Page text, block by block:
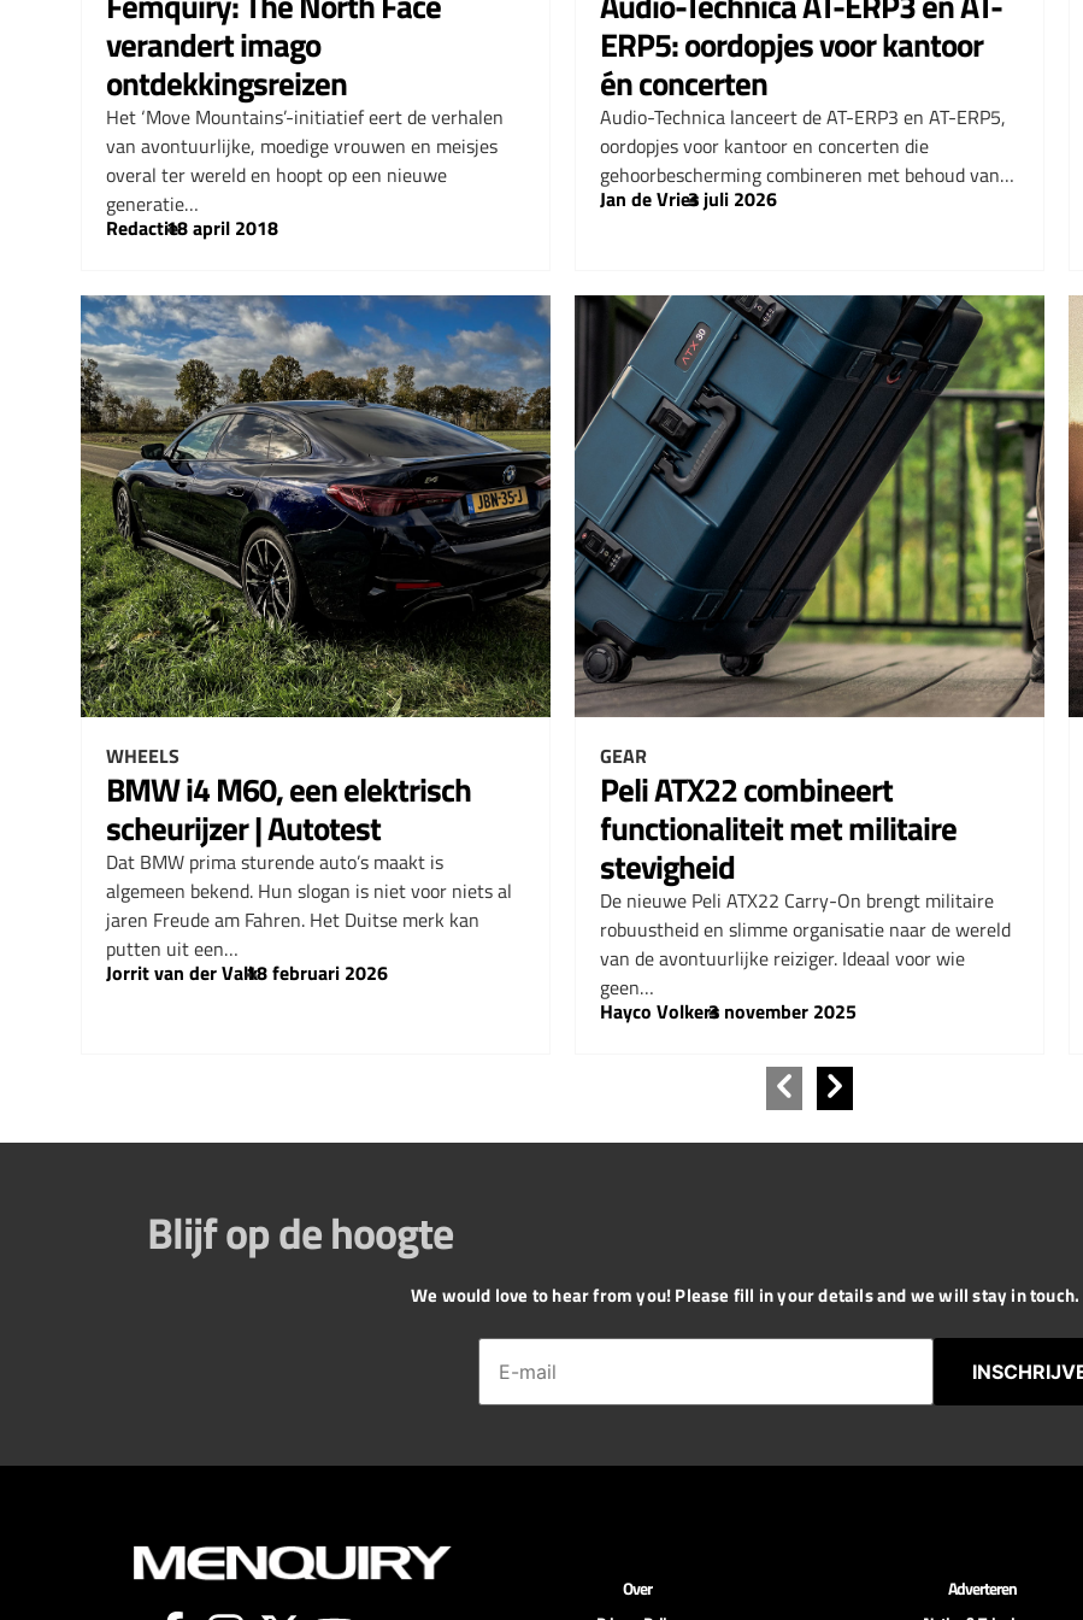
verandert imago
ontdekkingsreizen
Het ‘Move Mountains’-initiatief eert de verhalen
van avontuurlijke, moedige vrouwen en meisjes
overal ter wereld en hoopt op een nieuwe
generatie…
Redactie
–
18 april 2018
ERP5: oordopjes voor kantoor
én concerten
Audio-Technica lanceert de AT-ERP3 en AT-ERP5,
oordopjes voor kantoor en concerten die
gehoorbescherming combineren met behoud van…
Jan de Vries
–
3 juli 2026
WHEELS
BMW i4 M60, een elektrisch
scheurijzer | Autotest
Dat BMW prima sturende auto’s maakt is
algemeen bekend. Hun slogan is niet voor niets al
jaren Freude am Fahren. Het Duitse merk kan
putten uit een…
Jorrit van der Valk
–
18 februari 2026
GEAR
Peli ATX22 combineert
functionaliteit met militaire
stevigheid
De nieuwe Peli ATX22 Carry-On brengt militaire
robuustheid en slimme organisatie naar de wereld
van de avontuurlijke reiziger. Ideaal voor wie
geen…
Hayco Volkers
–
3 november 2025
Blijf op de hoogte
We would love to hear from you! Please fill in your details and we will stay in
Over
Adverteren